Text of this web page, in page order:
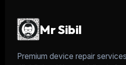
Mr Sibil
Premium device repair